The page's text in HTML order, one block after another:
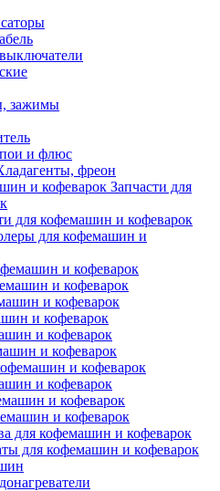
зажимы
и флюс
фреон
Запчасти для
для кофемашин и кофеварок
для кофемашин и
и кофеварок
и кофеварок
и кофеварок
и кофеварок
и кофеварок
и кофеварок
и кофеварок
и кофеварок
и кофеварок
и кофеварок
для кофемашин и кофеварок
для кофемашин и кофеварок